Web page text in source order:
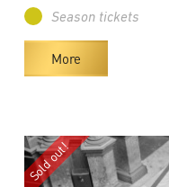
Season tickets
More